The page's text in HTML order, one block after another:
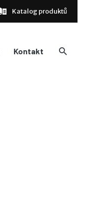
Katalog produktů
Kontakt